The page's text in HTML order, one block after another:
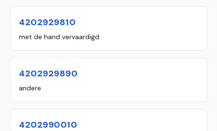
4202929810
met de hand vervaardigd
4202929890
andere
4202990010